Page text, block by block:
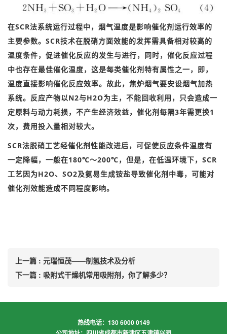
在SCR法系统运行过程中，烟气温度是影响催化剂运行效率的
主要参数。SCR技术在脱硝方面效能的发挥需具备相对较高的
温度条件，促进催化反应的发生与进行，同时，催化反应过程
中也存在最佳催化温度，这是每类催化剂特有属性之一，即，
温度直接影响催化反应效率。故此，焦炉烟气要安设烟气加热
系统。反应产物以N2与H2O为主，不能回收利用，只会造成一
定原料与动力耗损，不产生经济效益，催化剂每隔3年需更换1
次，费用投入量相对较大。
SCR法脱硝工艺经催化剂性能改进后，可促使反应条件温度有
一定降幅，一般在180℃～200℃，但是，在低温环境下，SCR
工艺因为H2O、SO2及氨易生成铵盐导致催化剂中毒，可能对
催化剂效能造成不同程度影响。
上一篇 : 元瑞恒茂——制氢技术及分析
下一篇 : 吸附式干燥机常用吸附剂，你了解多少？
热线电话：130 6000 0149